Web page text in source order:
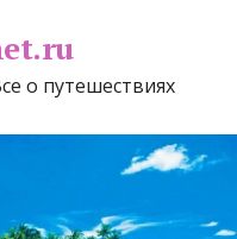
о путешествиях